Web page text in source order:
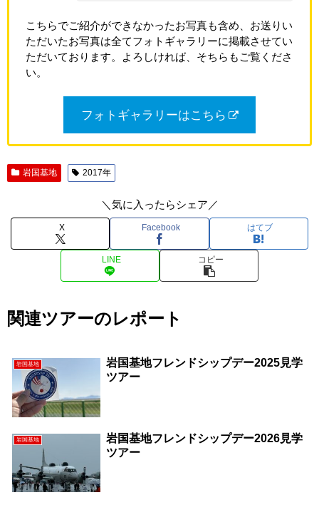
こちらでご紹介ができなかったお写真も含め、お送りい
ただいたお写真は全てフォトギャラリーに掲載させてい
ただいております。よろしければ、そちらもご覧くださ
い。
フォトギャラリーはこちら
岩国基地 2017年
＼気に入ったらシェア／
X Facebook はてブ
LINE コピー
関連ツアーのレポート
岩国基地
岩国基地フレンドシップデー2025見学
ツアー
岩国基地
岩国基地フレンドシップデー2026見学
ツアー